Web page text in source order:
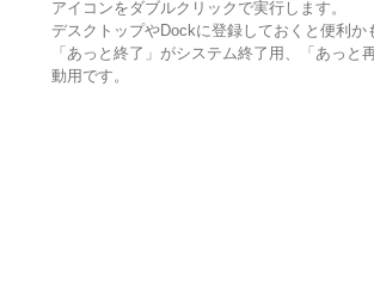
アイコンをダブルクリックで実行します。
デスクトップやDockに登録しておくと便利か
「あっと終了」がシステム終了用、「あっと
動用です。